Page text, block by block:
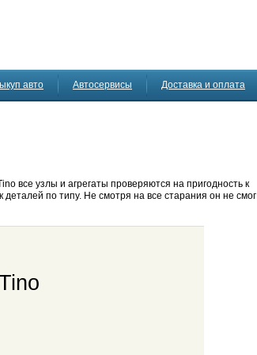
авто Автосервисы Доставка и оплата
все узлы и агрегаты проверяются на пригодность к
по типу. Не смотря на все старания он не смог